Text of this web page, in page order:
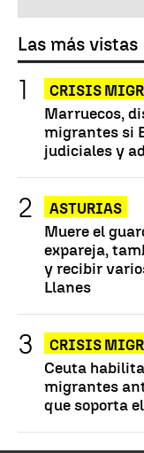
Las más vistas
CRISIS
Marruecos,
migrantes si
judiciales y
ASTURIAS
Muere el
expareja,
y recibir
Llanes
CRISIS
Ceuta
migrantes
que soporta